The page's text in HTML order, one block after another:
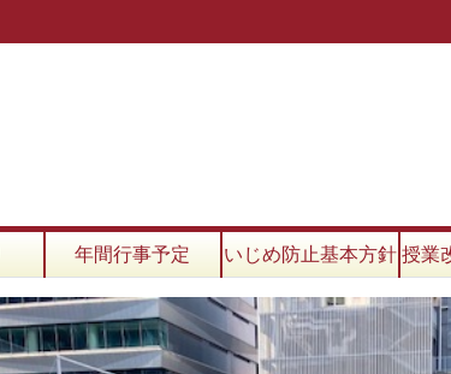
年間行事予定 いじめ防止基本方針 授業